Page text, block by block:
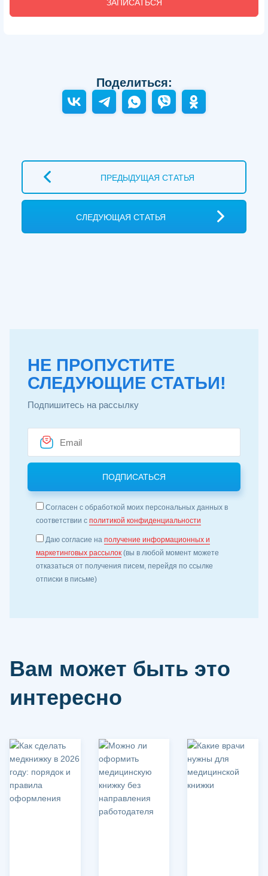
ЗАПИСАТЬСЯ
Поделиться:
ПРЕДЫДУЩАЯ СТАТЬЯ
СЛЕДУЮЩАЯ СТАТЬЯ
НЕ ПРОПУСТИТЕ
СЛЕДУЮЩИЕ СТАТЬИ!
Подпишитесь на рассылку
Согласен с обработкой моих персональных данных в
соответствии с политикой конфиденциальности
Даю согласие на получение информационных и
маркетинговых рассылок (вы в любой момент можете
отказаться от получения писем, перейдя по ссылке
отписки в письме)
Вам может быть это
интересно